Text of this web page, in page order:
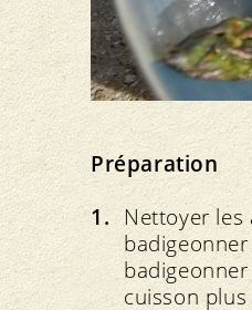
Préparation
Nettoyer les
cuisson